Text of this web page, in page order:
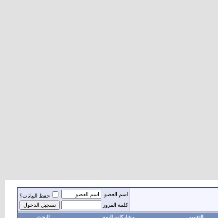
اسم العضو
حفظ البيانات؟
كلمة المرور